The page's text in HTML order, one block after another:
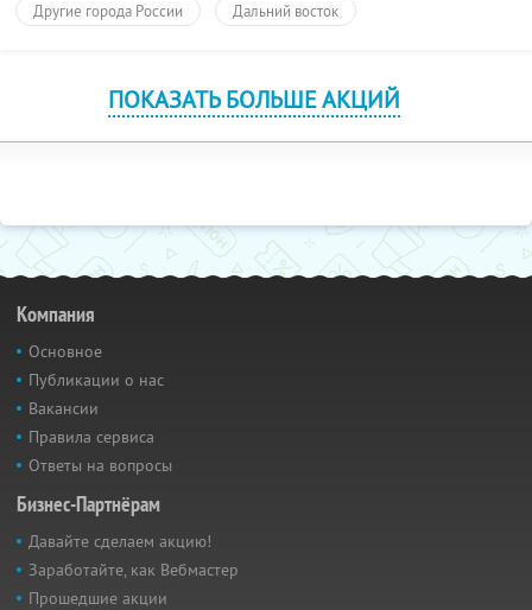
Другие города России Дальний восток
ПОКАЗАТЬ БОЛЬШЕ АКЦИЙ
Компания
Основное
Публикации о нас
Вакансии
Правила сервиса
Ответы на вопросы
Бизнес-Партнёрам
Давайте сделаем акцию!
Заработайте, как Вебмастер
Прошедшие акции